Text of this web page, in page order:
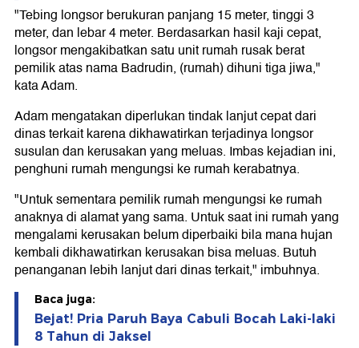
"Tebing longsor berukuran panjang 15 meter, tinggi 3
meter, dan lebar 4 meter. Berdasarkan hasil kaji cepat,
longsor mengakibatkan satu unit rumah rusak berat
pemilik atas nama Badrudin, (rumah) dihuni tiga jiwa,"
kata Adam.
Adam mengatakan diperlukan tindak lanjut cepat dari
dinas terkait karena dikhawatirkan terjadinya longsor
susulan dan kerusakan yang meluas. Imbas kejadian ini,
penghuni rumah mengungsi ke rumah kerabatnya.
"Untuk sementara pemilik rumah mengungsi ke rumah
anaknya di alamat yang sama. Untuk saat ini rumah yang
mengalami kerusakan belum diperbaiki bila mana hujan
kembali dikhawatirkan kerusakan bisa meluas. Butuh
penanganan lebih lanjut dari dinas terkait," imbuhnya.
Baca juga:
Bejat! Pria Paruh Baya Cabuli Bocah Laki-laki
8 Tahun di Jaksel